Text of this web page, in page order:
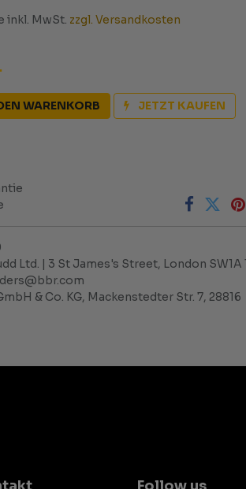
inkl. MwSt. zzgl. Versandkosten
WARENKORB JETZT KAUFEN
Ltd. | 3 St James's Street, London SW1A
& Co. KG, Mackenstedter Str. 7, 28816
Follow us